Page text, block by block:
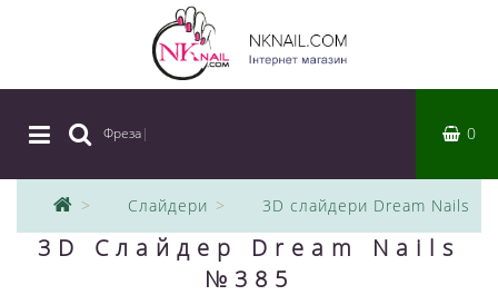
Фреза| 0
Слайдери 3D слайдери Dream Nails
3D Слайдер Dream Nails
№385